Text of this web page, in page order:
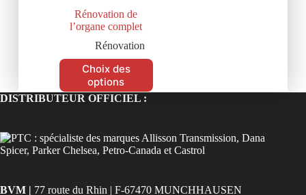
Rénovation de
l’organe complet
Rénovation
Choix des
options
DISTRIBUTEUR OFFICIEL :
BVM | 77 route du Rhin | F-67470 MUNCHHAUSEN